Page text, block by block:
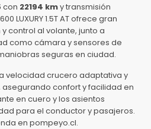
con 22194 kmy transmisión
LUXURY 1.5T AT ofrece gran
control al volante, junto a
como cámara y sensores de
seguras en ciudad.
velocidad crucero adaptativa y
confort y facilidad en
en cuero y los asientos
para el conductor y pasajeros.
en pompeyo.cl.